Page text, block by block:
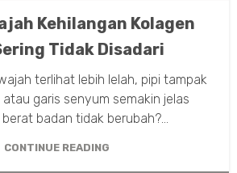
KULIT,TIPS TREATMENT
Kehilangan Kolagen
Tidak Disadari
terlihat lebih lelah, pipi tampak
garis senyum semakin jelas
badan tidak berubah?...
CONTINUE READING